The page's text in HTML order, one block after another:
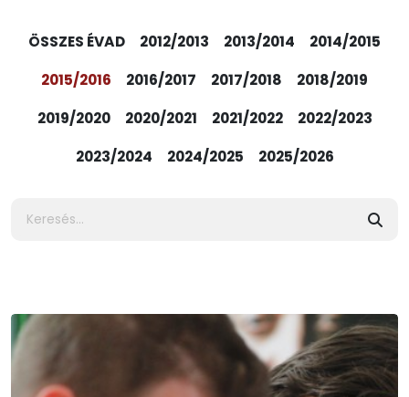
ÖSSZES ÉVAD 2012/2013 2013/2014
2014/2015
2015/2016
2016/2017 2017/2018
2018/2019
2019/2020
2020/2021 2021/2022
2022/2023
2023/2024
2024/2025 2025/2026